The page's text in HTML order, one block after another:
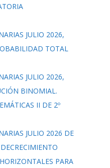
JULIO 2026,
TOTAL
JULIO 2026,
BINOMIAL.
II DE 2º
JULIO 2026 DE
PARA